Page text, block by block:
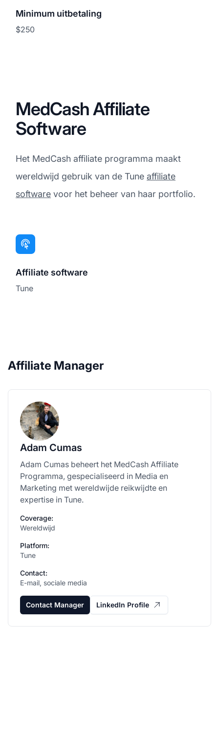
Minimum uitbetaling
$250
MedCash Affiliate
Software
Het MedCash affiliate programma maakt
wereldwijd gebruik van de Tune affiliate
software voor het beheer van haar portfolio.
Affiliate software
Tune
Affiliate Manager
Adam Cumas
Adam Cumas beheert het MedCash Affiliate
Programma, gespecialiseerd in Media en
Marketing met wereldwijde reikwijdte en
expertise in Tune.
Coverage:
Wereldwijd
Platform:
Tune
Contact:
E-mail, sociale media
Contact Manager LinkedIn Profile